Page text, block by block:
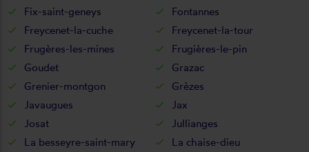
Fix-saint-geneys
Fontannes
Freycenet-la-cuche
Freycenet-la-tour
Frugères-les-mines
Frugières-le-pin
Goudet
Grazac
Grenier-montgon
Grèzes
Javaugues
Jax
Josat
Jullianges
La besseyre-saint-mary
La chaise-dieu